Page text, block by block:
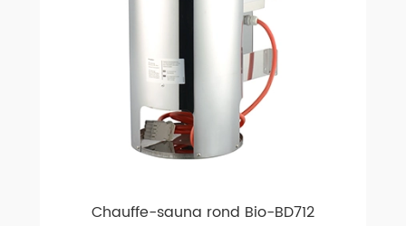
Chauffe-sauna rond Bio-BD712